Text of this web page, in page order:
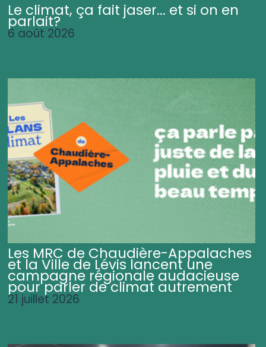
Le climat, ça fait jaser... et si on en
parlait?
6 août 2026
Les MRC de Chaudière-Appalaches
et la Ville de Lévis lancent une
campagne régionale audacieuse
pour parler de climat autrement
21 juillet 2026